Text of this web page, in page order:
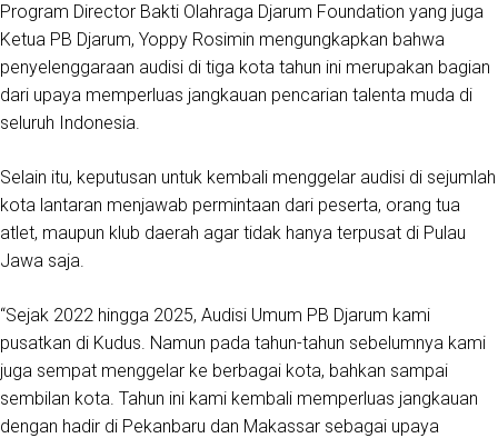
Program Director Bakti Olahraga Djarum Foundation yang juga
Ketua PB Djarum, Yoppy Rosimin mengungkapkan bahwa
penyelenggaraan audisi di tiga kota tahun ini merupakan bagian
dari upaya memperluas jangkauan pencarian talenta muda di
seluruh Indonesia.
Selain itu, keputusan untuk kembali menggelar audisi di sejumlah
kota lantaran menjawab permintaan dari peserta, orang tua
atlet, maupun klub daerah agar tidak hanya terpusat di Pulau
Jawa saja.
“Sejak 2022 hingga 2025, Audisi Umum PB Djarum kami
pusatkan di Kudus. Namun pada tahun-tahun sebelumnya kami
juga sempat menggelar ke berbagai kota, bahkan sampai
sembilan kota. Tahun ini kami kembali memperluas jangkauan
dengan hadir di Pekanbaru dan Makassar sebagai upaya